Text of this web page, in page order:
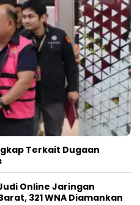
Terkait Dugaan
Online Jaringan
321 WNA Diamankan